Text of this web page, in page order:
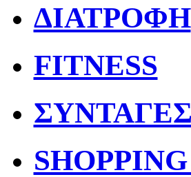
ΔΙΑΤΡΟΦΗ
FITNESS
ΣΥΝΤΑΓΕΣ